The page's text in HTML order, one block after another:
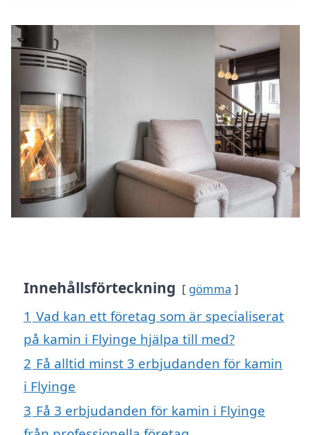
Innehållsförteckning gömma
1 Vad kan ett företag som är specialiserat
på kamin i Flyinge hjälpa till med?
2 Få alltid minst 3 erbjudanden för kamin
i Flyinge
3 Få 3 erbjudanden för kamin i Flyinge